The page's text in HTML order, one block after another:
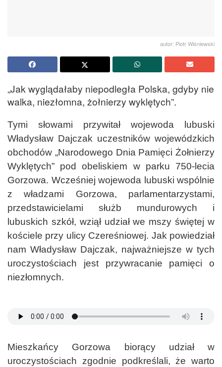
autor: Piotr Wiśniewski
„Jak wyglądałaby niepodległa Polska, gdyby nie
walka, niezłomna, żołnierzy wyklętych”.
Tymi słowami przywitał wojewoda lubuski
Władysław Dajczak uczestników wojewódzkich
obchodów „Narodowego Dnia Pamięci Żołnierzy
Wyklętych” pod obeliskiem w parku 750-lecia
Gorzowa. Wcześniej wojewoda lubuski wspólnie
z władzami Gorzowa, parlamentarzystami,
przedstawicielami służb mundurowych i
lubuskich szkół, wziął udział we mszy świętej w
kościele przy ulicy Czereśniowej. Jak powiedział
nam Władysław Dajczak, najważniejsze w tych
uroczystościach jest przywracanie pamięci o
niezłomnych.
Mieszkańcy Gorzowa biorący udział w
uroczystościach zgodnie podkreślali, że warto